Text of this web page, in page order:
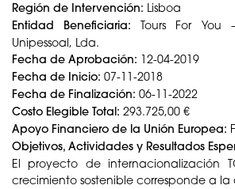
Región de Intervención: Lisboa
Entidad Beneficiaria: Tours For You –
Unipessoal, Lda.
Fecha de Aprobación: 12-04-2019
Fecha de Inicio: 07-11-2018
Fecha de Finalización: 06-11-2022
Costo Elegible Total: 293.725,00 €
Apoyo Financiero de la Unión Europea:
Objetivos, Actividades y Resultados
El proyecto de internacionalización
crecimiento sostenible corresponde a